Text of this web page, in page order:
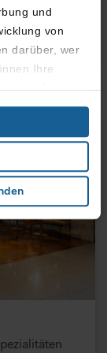
und
von
darüber, wer
Ihre
oder
ändern oder
erfassen,
können
Daten
im
und zur
erfahren